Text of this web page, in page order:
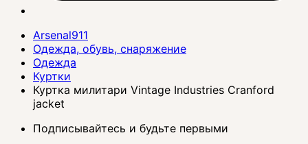
Arsenal911
Одежда, обувь, снаряжение
Одежда
Куртки
Куртка милитари Vintage Industries Cranford
jacket
Подписывайтесь и будьте первыми